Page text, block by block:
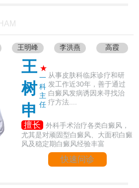
王明峰 李洪燕 高霞
王
树
申
★
一
科
主
任
从事皮肤科临床诊疗和研
发工作近30年，善于通过
白癜风发病诱因来寻找治
疗方法....
擅长
外科手术治疗各类白癜风，
尤其是对顽固型白癜风、大面积白癜
风及稳定期白癜风经验丰富
快速问诊